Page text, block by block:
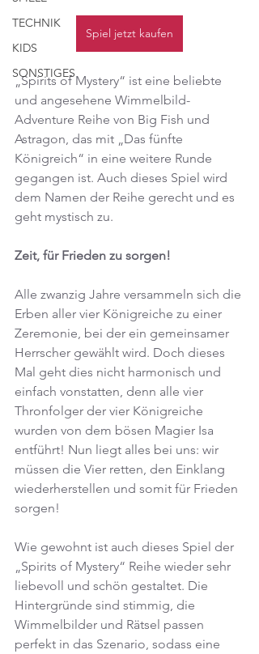
TECHNIK
KIDS
SONSTIGES
Spiel jetzt kaufen
„Spirits of Mystery“ ist eine beliebte
und angesehene Wimmelbild-
Adventure Reihe von Big Fish und
Astragon, das mit „Das fünfte
Königreich“ in eine weitere Runde
gegangen ist. Auch dieses Spiel wird
dem Namen der Reihe gerecht und es
geht mystisch zu.
Zeit, für Frieden zu sorgen!
Alle zwanzig Jahre versammeln sich die
Erben aller vier Königreiche zu einer
Zeremonie, bei der ein gemeinsamer
Herrscher gewählt wird. Doch dieses
Mal geht dies nicht harmonisch und
einfach vonstatten, denn alle vier
Thronfolger der vier Königreiche
wurden von dem bösen Magier Isa
entführt! Nun liegt alles bei uns: wir
müssen die Vier retten, den Einklang
wiederherstellen und somit für Frieden
sorgen!
Wie gewohnt ist auch dieses Spiel der
„Spirits of Mystery“ Reihe wieder sehr
liebevoll und schön gestaltet. Die
Hintergründe sind stimmig, die
Wimmelbilder und Rätsel passen
perfekt in das Szenario, sodass eine